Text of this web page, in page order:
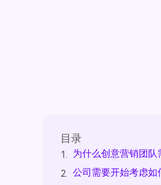
目录
1. 为什么创意营销团队
2. 公司需要开始考虑如